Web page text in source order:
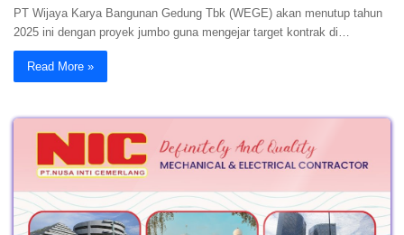
PT Wijaya Karya Bangunan Gedung Tbk (WEGE) akan menutup tahun
2025 ini dengan proyek jumbo guna mengejar target kontrak di…
Read More »